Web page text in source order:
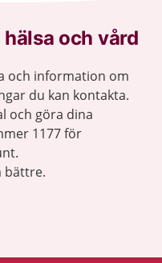
och vård
och information om
du kan kontakta.
och göra dina
1177 för
bättre.